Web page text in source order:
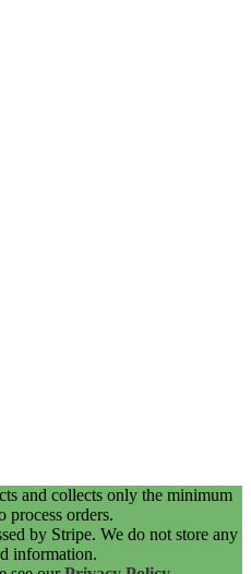
and collects only the minimum
process orders.
by Stripe. We do not store any
information.